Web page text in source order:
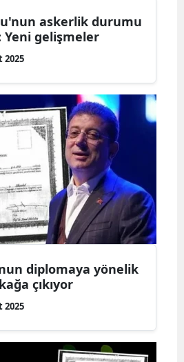
askerlik durumu
gelişmeler
2025
diplomaya yönelik
çıkıyor
2025